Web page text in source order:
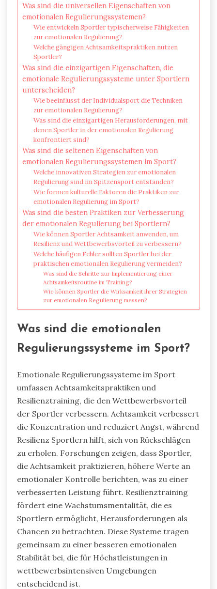
Was sind die universellen Eigenschaften von
emotionalen Regulierungssystemen?
Wie entwickeln Sportler typischerweise Fähigkeiten
zur emotionalen Regulierung?
Welche gängigen Achtsamkeitspraktiken nutzen
Sportler?
Was sind die einzigartigen Eigenschaften, die
emotionale Regulierungssysteme unter Sportlern
unterscheiden?
Wie beeinflusst der Individualsport die Techniken
zur emotionalen Regulierung?
Was sind die einzigartigen Herausforderungen, mit
denen Sportler in der emotionalen Regulierung
konfrontiert sind?
Was sind die seltenen Eigenschaften von
emotionalen Regulierungssystemen im Sport?
Welche innovativen Strategien zur emotionalen
Regulierung sind im Spitzensport entstanden?
Wie formen kulturelle Faktoren die Praktiken zur
emotionalen Regulierung im Sport?
Was sind die besten Praktiken zur Verbesserung
der emotionalen Regulierung bei Sportlern?
Wie können Sportler Achtsamkeit anwenden, um
Resilienz und Wettbewerbsvorteil zu verbessern?
Welche häufigen Fehler sollten Sportler bei der
praktischen emotionalen Regulierung vermeiden?
Was sind die Schritte zur Implementierung einer
Achtsamkeitsroutine im Training?
Wie können Sportler die Wirksamkeit ihrer Strategien
zur emotionalen Regulierung messen?
Was sind die emotionalen
Regulierungssysteme im Sport?
Emotionale Regulierungssysteme im Sport
umfassen Achtsamkeitspraktiken und
Resilienztraining, die den Wettbewerbsvorteil
der Sportler verbessern. Achtsamkeit verbessert
die Konzentration und reduziert Angst, während
Resilienz Sportlern hilft, sich von Rückschlägen
zu erholen. Forschungen zeigen, dass Sportler,
die Achtsamkeit praktizieren, höhere Werte an
emotionaler Kontrolle berichten, was zu einer
verbesserten Leistung führt. Resilienztraining
fördert eine Wachstumsmentalität, die es
Sportlern ermöglicht, Herausforderungen als
Chancen zu betrachten. Diese Systeme tragen
gemeinsam zu einer besseren emotionalen
Stabilität bei, die für Höchstleistungen in
wettbewerbsintensiven Umgebungen
entscheidend ist.